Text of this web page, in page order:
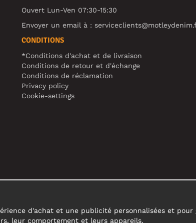
Ouvert Lun-Ven 07:30-15:30
Envoyer un email à :
CONDITIONS
*Conditions d'achat et de livraison
Conditions de retour et d'échange
Conditions de réclamation
Privacy policy
Cookie-settings
d'achat et une publicité personnalisées et
leur comportement et leurs appareils.